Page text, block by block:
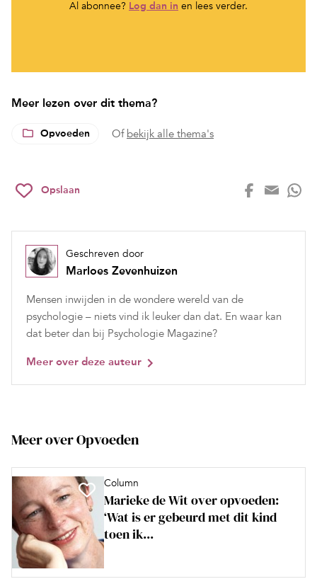
Al abonnee? Log dan in en lees verder.
Meer lezen over dit thema?
Opvoeden Of bekijk alle thema's
Opslaan
Geschreven door
Marloes Zevenhuizen
Mensen inwijden in de wondere wereld van de
psychologie – niets vind ik leuker dan dat. En waar kan
dat beter dan bij Psychologie Magazine?
Meer over deze auteur
Meer over Opvoeden
Column
Marieke de Wit over opvoeden:
‘Wat is er gebeurd met dit kind
toen ik...